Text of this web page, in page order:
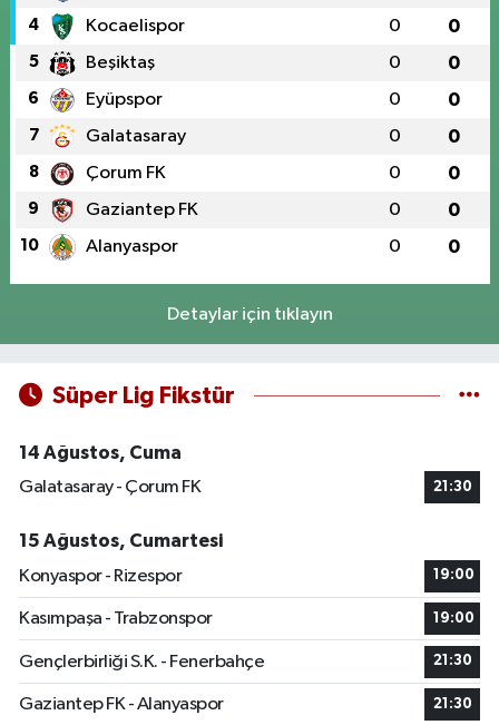
4 Kocaelispor 0 0
5 Beşiktaş 0 0
6 Eyüpspor 0 0
7 Galatasaray 0 0
8 Çorum FK 0 0
9 Gaziantep FK 0 0
10 Alanyaspor 0 0
Detaylar için tıklayın
Süper Lig Fikstür
14 Ağustos, Cuma
Galatasaray - Çorum FK
21:30
15 Ağustos, Cumartesi
Konyaspor - Rizespor
19:00
Kasımpaşa - Trabzonspor 19:00
Gençlerbirliği S.K. - Fenerbahçe 21:30
Gaziantep FK - Alanyaspor 21:30